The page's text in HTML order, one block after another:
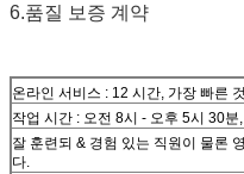
6.품질 보증 계약
온라인 서비스 : 12 시간, 가장 빠른
작업 시간 : 오전 8시 - 오후 5시 30
잘 훈련되 & 경험 있는 직원이 물론
다.